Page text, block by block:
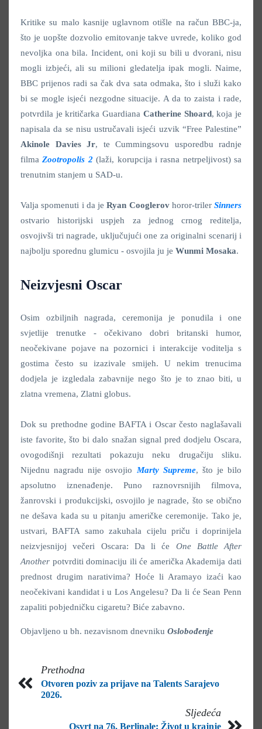
Kritike su malo kasnije uglavnom otišle na račun BBC-ja,
što je uopšte dozvolio emitovanje takve uvrede, koliko god
nevoljka ona bila. Incident, oni koji su bili u dvorani, nisu
mogli izbjeći, ali su milioni gledatelja ipak mogli. Naime,
BBC prijenos radi sa čak dva sata odmaka, što i služi kako
bi se mogle isjeći nezgodne situacije. A da to zaista i rade,
potvrdila je kritičarka Guardiana Catherine Shoard, koja je
napisala da se nisu ustručavali isjeći uzvik “Free Palestine”
Akinole Davies Jr, te Cummingsovu usporedbu radnje
filmaZootropolis 2(laži, korupcija i rasna netrpeljivost) sa
trenutnim stanjem u SAD-u.
Valja spomenuti i da jeRyan Cooglerovhoror-triler Sinners
ostvario historijski uspjeh za jednog crnog reditelja,
osvojivši tri nagrade, uključujući one za originalni scenarij i
najbolju sporednu glumicu - osvojila ju je Wunmi Mosaka.
Neizvjesni Oscar
Osim ozbiljnih nagrada, ceremonija je ponudila i one
svjetlije trenutke - očekivano dobri britanski humor,
neočekivane pojave na pozornici i interakcije voditelja s
gostima često su izazivale smijeh. U nekim trenucima
dodjela je izgledala zabavnije nego što je to znao biti, u
zlatna vremena, Zlatni globus.
Dok su prethodne godine BAFTA i Oscar često naglašavali
iste favorite, što bi dalo snažan signal pred dodjelu Oscara,
ovogodišnji rezultati pokazuju neku drugačiju sliku.
Nijednu nagradu nije osvojio Marty Supreme, što je bilo
apsolutno iznenađenje. Puno raznovrsnijih filmova,
žanrovski i produkcijski, osvojilo je nagrade, što se obično
ne dešava kada su u pitanju američke ceremonije. Tako je,
ustvari, BAFTA samo zakuhala cijelu priču i doprinijela
neizvjesnijoj večeri Oscara: Da li će One Battle After
Another potvrditi dominaciju ili će američka Akademija dati
prednost drugim narativima? Hoće li Aramayo izaći kao
neočekivani kandidat i u Los Angelesu? Da li će Sean Penn
zapaliti pobjedničku cigaretu? Biće zabavno.
Objavljeno u bh. nezavisnom dnevniku Oslobođenje
Prethodna
Otvoren poziv za prijave na Talents Sarajevo
2026.
Sljedeća
Osvrt na 76. Berlinale: Život u krajnje